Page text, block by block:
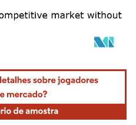
requer atribuição conforme CC BY 4.0.